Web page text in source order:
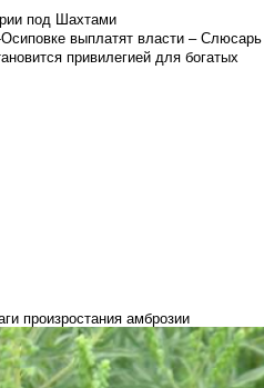
под Шахтами
выплатят власти – Слюсарь
привилегией для богатых
произростания амброзии